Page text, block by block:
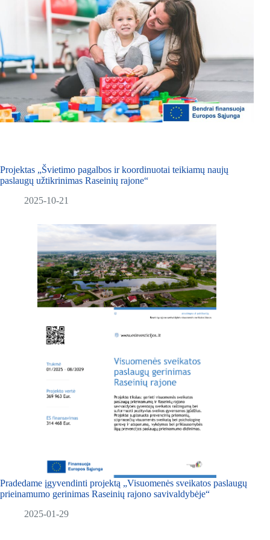
Projektas „Švietimo pagalbos ir koordinuotai teikiamų naujų
paslaugų užtikrinimas Raseinių rajone“
2025-10-21
Pradedame įgyvendinti projektą „Visuomenės sveikatos paslaugų
prieinamumo gerinimas Raseinių rajono savivaldybėje“
2025-01-29